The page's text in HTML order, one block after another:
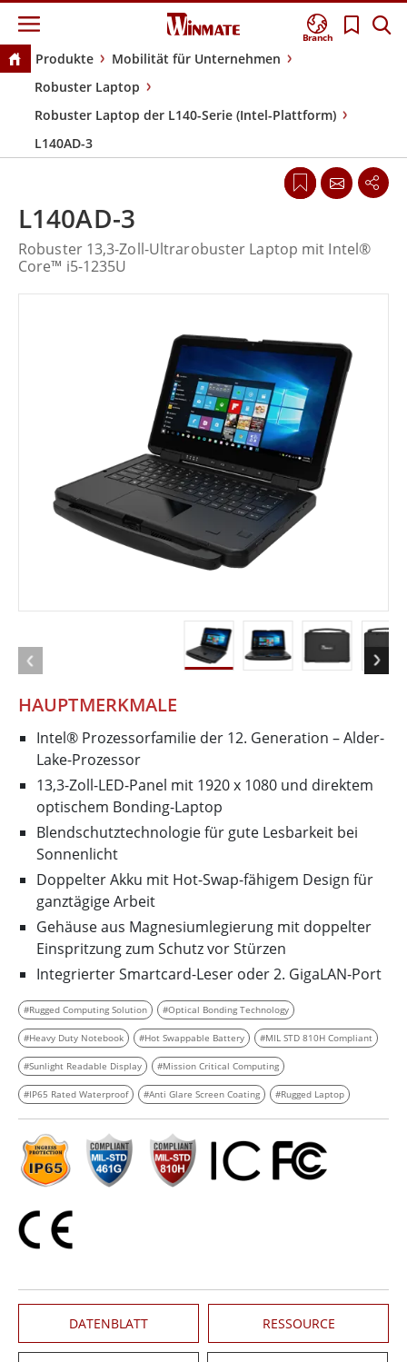
Branch
Produkte
Mobilität für Unternehmen
Robuster Laptop
Robuster Laptop der L140-Serie (Intel-Plattform)
L140AD-3
HAUPTMERKMALE
Intel® Prozessorfamilie der 12. Generation – Alder-
Lake-Prozessor
13,3-Zoll-LED-Panel mit 1920 x 1080 und direktem
optischem Bonding-Laptop
Blendschutztechnologie für gute Lesbarkeit bei
Sonnenlicht
Doppelter Akku mit Hot-Swap-fähigem Design für
ganztägige Arbeit
Gehäuse aus Magnesiumlegierung mit doppelter
Einspritzung zum Schutz vor Stürzen
Integrierter Smartcard-Leser oder 2. GigaLAN-Port
#Rugged Computing Solution #Optical Bonding Technology
#Heavy Duty Notebook #Hot Swappable Battery #MIL STD 810H Compliant
#Sunlight Readable Display #Mission Critical Computing
#IP65 Rated Waterproof #Anti Glare Screen Coating #Rugged Laptop
DATENBLATT RESSOURCE
L140AD-3
Robuster 13,3-Zoll-Ultrarobuster Laptop mit Intel®
Core™ i5-1235U